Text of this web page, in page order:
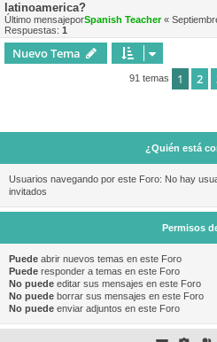
latinoamerica?
Último mensajeporSpanish Teacher«
Respuestas: 1
Nuevo Tema
91 temas 1 2
¿Quién está
Usuarios navegando por este Foro: No hay
invitados
Permisos
Puede abrir nuevos temas en este Foro
Puede responder a temas en este Foro
No puede editar sus mensajes en este Foro
No puede borrar sus mensajes en este Foro
No puede enviar adjuntos en este Foro